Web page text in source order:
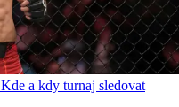
a kdy turnaj sledovat